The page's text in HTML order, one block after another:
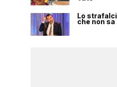
Lo
che non